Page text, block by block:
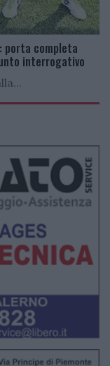
porta completa
interrogativo